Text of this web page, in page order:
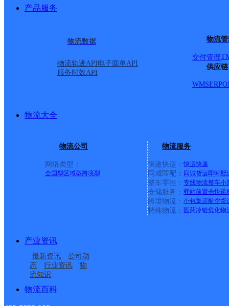
产品服务
物流数据
物流轨迹API电子面单API
服务时效API
物流
交付管理
供应链
WMSERP
物流大全
物流公司
网络类型：
全国型 区域型跨境型
物流服务
快递快运： 快运快递
同城即配： 同城货运即时配
整车零担： 专线物流整车小
仓储服务： 驿站前置仓快递
跨境物流： 小包集运航空货
特殊物流： 医药冷链危化物
产业资讯
最新资讯
公司动
态
行业资讯
物
流知识
物流百科
江西赣县公司
申通快递 更多号码
地址
新技术产业开发区南井路
派送范围:赣县县城、梅
首页
尾页
最新网点